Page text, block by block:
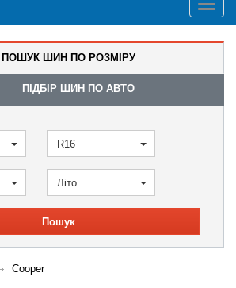
ПОШУК ШИН ПО РОЗМІРУ
ПІДБІР ШИН ПО АВТО
R16
Літо
Пошук
Cooper